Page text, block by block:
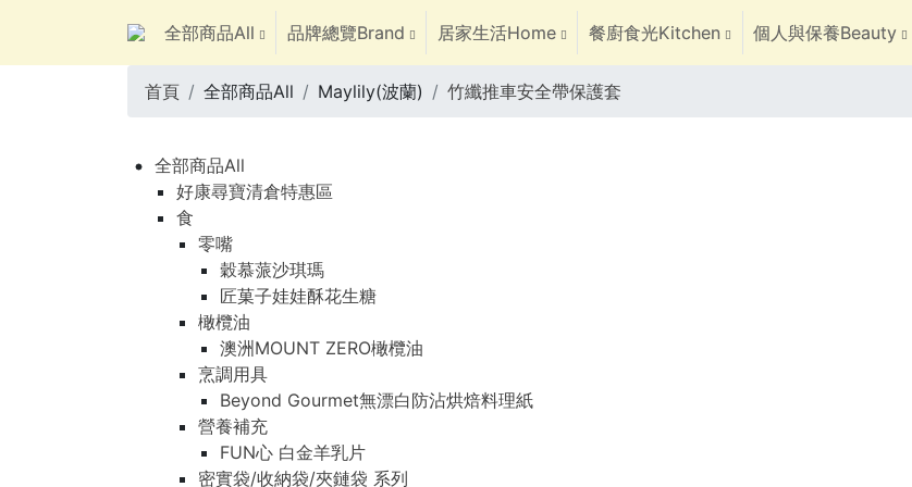
全部商品All 品牌總覽Brand 居家生活Home 餐廚食光Kitchen 個人與保養Beauty
首頁 全部商品All Maylily(波蘭) 竹纖推車安全帶保護套
全部商品All
好康尋寶清倉特惠區
食
零嘴
穀慕蒎沙琪瑪
匠菓子娃娃酥花生糖
橄欖油
澳洲MOUNT ZERO橄欖油
烹調用具
Beyond Gourmet無漂白防沾烘焙料理紙
營養補充
FUN心 白金羊乳片
密實袋/收納袋/夾鏈袋 系列